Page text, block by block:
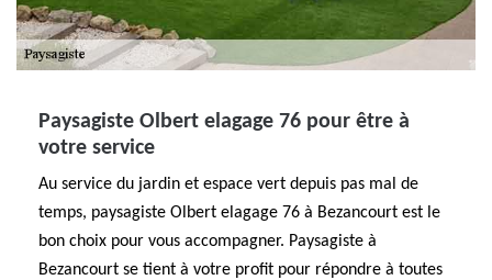
Paysagiste Olbert elagage 76 pour être à
votre service
Au service du jardin et espace vert depuis pas mal de
temps, paysagiste Olbert elagage 76 à Bezancourt est le
bon choix pour vous accompagner. Paysagiste à
Bezancourt se tient à votre profit pour répondre à toutes